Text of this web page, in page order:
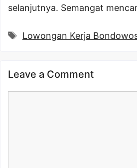
selanjutnya. Semangat
Tags
Lowongan Kerja
Leave a Comment